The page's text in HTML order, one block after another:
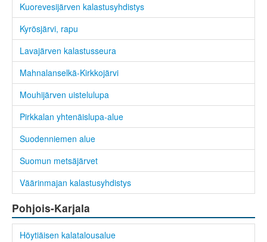
Kuorevesijärven kalastusyhdistys
Kyrösjärvi, rapu
Lavajärven kalastusseura
Mahnalanselkä-Kirkkojärvi
Mouhijärven uistelulupa
Pirkkalan yhtenäislupa-alue
Suodenniemen alue
Suomun metsäjärvet
Väärinmajan kalastusyhdistys
Pohjois-Karjala
Höytiäisen kalatalousalue